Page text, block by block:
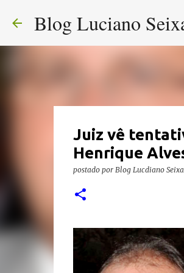
Blog Luciano
Juiz vê
Henrique
postado por Blog Lucdiano